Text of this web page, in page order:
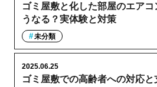
ゴミ屋敷と化した部屋のエア
うなる？実体験と対策
未分類
ゴミ屋敷での高齢者への対応と
2025.06.25